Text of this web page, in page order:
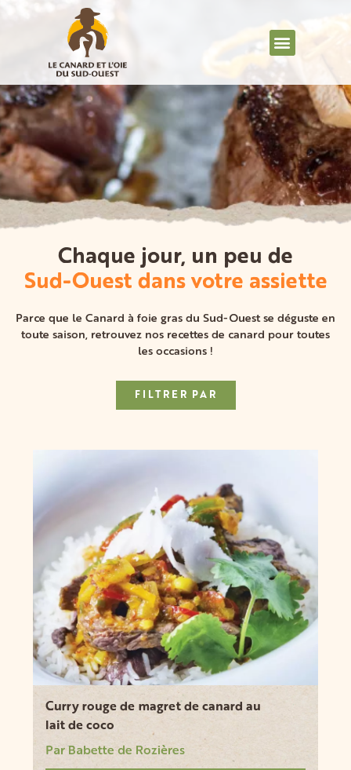
Chaque jour, un peu de
Sud-Ouest dans votre assiette
Parce que le Canard à foie gras du Sud-Ouest se déguste en
toute saison, retrouvez nos recettes de canard pour toutes
les occasions !
FILTRER PAR
Curry rouge de magret de canard au
lait de coco
Par Babette de Rozières